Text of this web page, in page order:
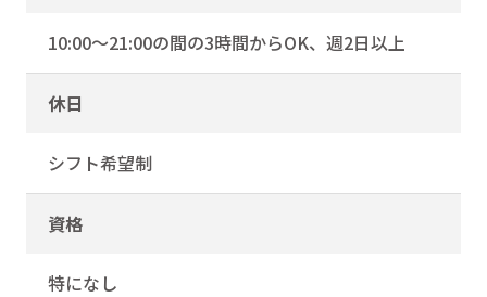
10:00～21:00の間の3時間からOK、週2日以上
休日
シフト希望制
資格
特になし